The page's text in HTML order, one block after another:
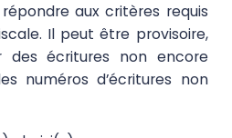
aux critères requis
Il peut être provisoire,
des écritures non encore
numéros d’écritures non